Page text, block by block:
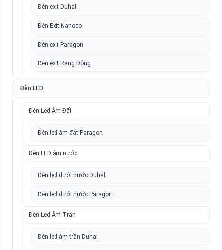
Đèn exit Duhal
Đèn Exit Nanoco
Đèn exit Paragon
Đèn exit Rạng Đông
Đèn LED
Đèn Led Âm Đất
Đèn led âm đất Paragon
Đèn LED âm nước
Đèn led dưới nước Duhal
Đèn led dưới nước Paragon
Đèn Led Âm Trần
Đèn led âm trần Duhal